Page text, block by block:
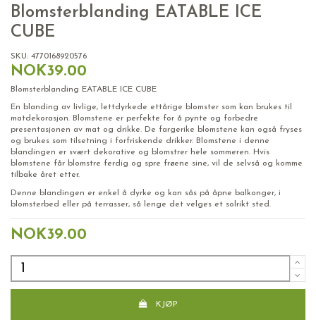
Blomsterblanding EATABLE ICE
CUBE
SKU: 4770168920576
NOK39.00
Blomsterblanding EATABLE ICE CUBE
En blanding av livlige, lettdyrkede ettårige blomster som kan brukes til
matdekorasjon. Blomstene er perfekte for å pynte og forbedre
presentasjonen av mat og drikke. De fargerike blomstene kan også fryses
og brukes som tilsetning i forfriskende drikker. Blomstene i denne
blandingen er svært dekorative og blomstrer hele sommeren. Hvis
blomstene får blomstre ferdig og spre frøene sine, vil de selvså og komme
tilbake året etter.
Denne blandingen er enkel å dyrke og kan sås på åpne balkonger, i
blomsterbed eller på terrasser, så lenge det velges et solrikt sted.
NOK39.00
KJØP